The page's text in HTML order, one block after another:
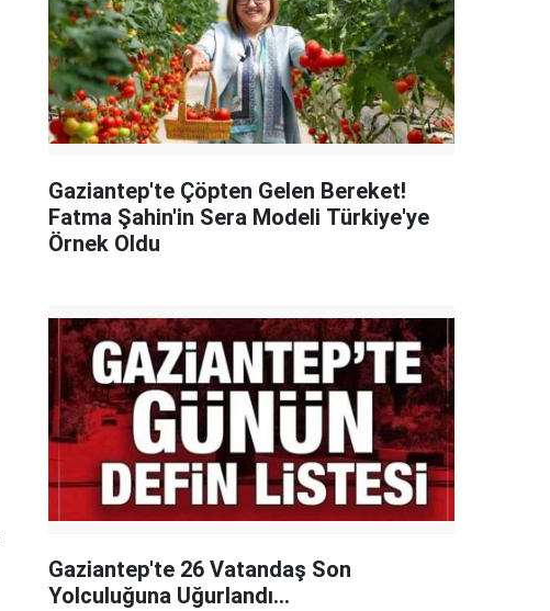
Gaziantep'te Çöpten Gelen Bereket!
Fatma Şahin'in Sera Modeli Türkiye'ye
Örnek Oldu
Gaziantep'te 26 Vatandaş Son
Yolculuğuna Uğurlandı...